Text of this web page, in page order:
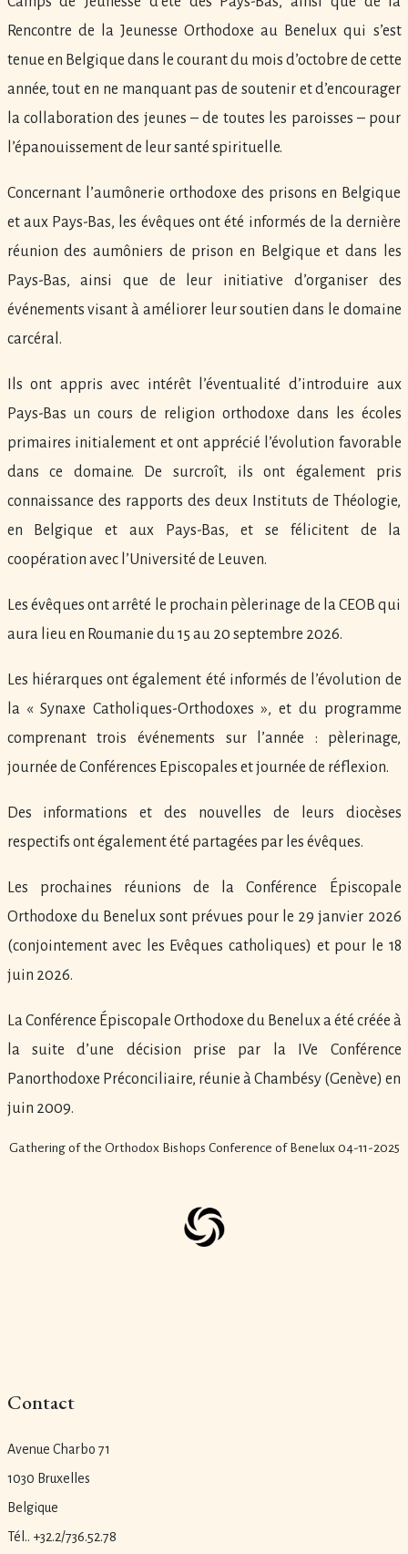
Rencontre de la Jeunesse Orthodoxe au Benelux qui s’est
tenue en Belgique dans le courant du mois d’octobre de cette
année, tout en ne manquant pas de soutenir et d’encourager
la collaboration des jeunes – de toutes les paroisses – pour
l’épanouissement de leur santé spirituelle.
Concernant l’aumônerie orthodoxe des prisons en Belgique
et aux Pays-Bas, les évêques ont été informés de la dernière
réunion des aumôniers de prison en Belgique et dans les
Pays-Bas, ainsi que de leur initiative d’organiser des
événements visant à améliorer leur soutien dans le domaine
carcéral.
Ils ont appris avec intérêt l’éventualité d’introduire aux
Pays-Bas un cours de religion orthodoxe dans les écoles
primaires initialement et ont apprécié l’évolution favorable
dans ce domaine. De surcroît, ils ont également pris
connaissance des rapports des deux Instituts de Théologie,
en Belgique et aux Pays-Bas, et se félicitent de la
coopération avec l’Université de Leuven.
Les évêques ont arrêté le prochain pèlerinage de la CEOB qui
aura lieu en Roumanie du 15 au 20 septembre 2026.
Les hiérarques ont également été informés de l’évolution de
la « Synaxe Catholiques-Orthodoxes », et du programme
comprenant trois événements sur l’année : pèlerinage,
journée de Conférences Episcopales et journée de réflexion.
Des informations et des nouvelles de leurs diocèses
respectifs ont également été partagées par les évêques.
Les prochaines réunions de la Conférence Épiscopale
Orthodoxe du Benelux sont prévues pour le 29 janvier 2026
(conjointement avec les Evêques catholiques) et pour le 18
juin 2026.
La Conférence Épiscopale Orthodoxe du Benelux a été créée à
la suite d’une décision prise par la IVe Conférence
Panorthodoxe Préconciliaire, réunie à Chambésy (Genève) en
juin 2009.
Gathering of the Orthodox Bishops Conference of Benelux 04-11-2025
Contact
Avenue Charbo 71
1030 Bruxelles
Belgique
Tél.. +32.2/736.52.78